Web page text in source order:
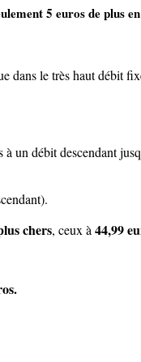
5 euros de plus
dans le très haut débit
débit descendant
chers, ceux à44,99